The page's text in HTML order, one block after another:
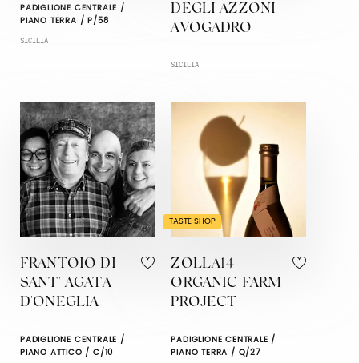
PADIGLIONE CENTRALE /
PIANO TERRA / P/58
SICILIA
DEGLI AZZONI
AVOGADRO
SICILIA
FRANTOIO DI
SANT' AGATA
D'ONEGLIA
PADIGLIONE CENTRALE /
PIANO ATTICO / C/10
TASTE SHOP
ZOLLA14
ORGANIC FARM
PROJECT
PADIGLIONE CENTRALE /
PIANO TERRA / Q/27